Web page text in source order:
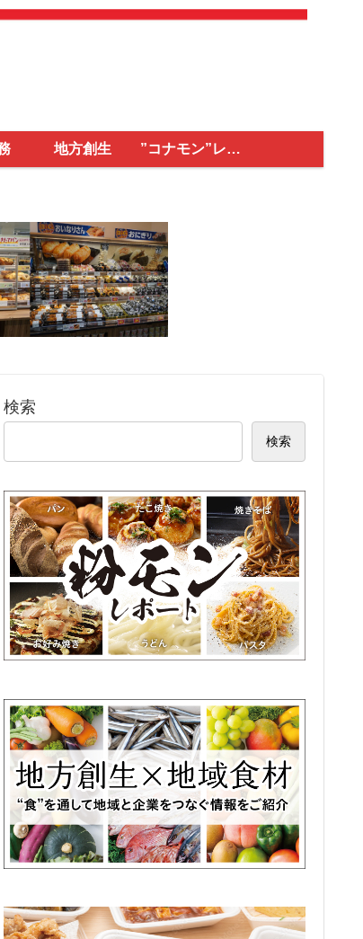
地方創生 ”コナモン”レポ
検索
検索